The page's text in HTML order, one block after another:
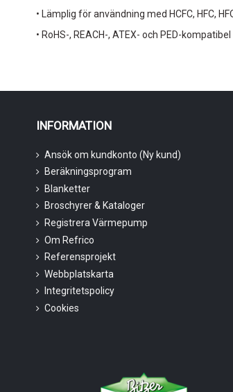
• Lämplig för användning med HCFC, HFC,
• RoHS-, REACH-, ATEX- och PED-kompatibel
INFORMATION
Ansök om kundkonto (Ny kund)
Beräkningsprogram
Blanketter
Broschyrer & Kataloger
Registrera Värmepump
Om Refrico
Referensprojekt
Webbplatskarta
Integritetspolicy
Cookies